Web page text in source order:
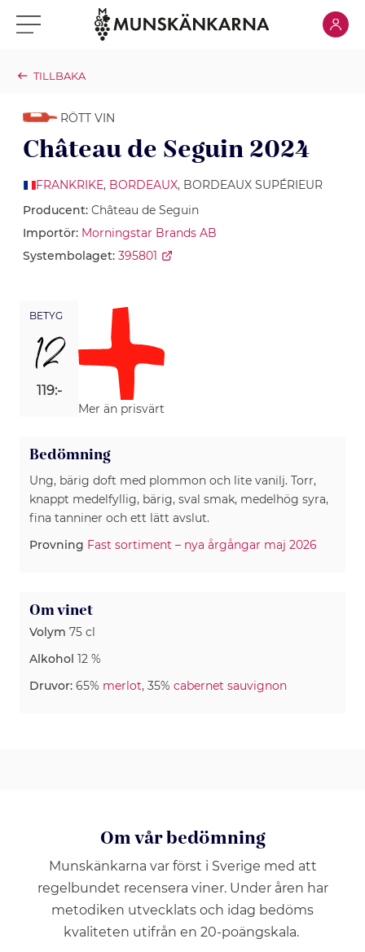
Klicka för meny Klicka
TILLBAKA
RÖTT VIN
Château de Seguin 2024
FRANKRIKE, BORDEAUX, BORDEAUX SUPÉRIEUR
Producent: Château de Seguin
Importör: Morningstar Brands AB
Systembolaget: 395801
BETYG
12
119:-
Mer än prisvärt
Bedömning
Ung, bärig doft med plommon och lite vanilj. Torr,
knappt medelfyllig, bärig, sval smak, medelhög syra,
fina tanniner och ett lätt avslut.
Provning Fast sortiment – nya årgångar maj 2026
Om vinet
Volym 75 cl
Alkohol 12 %
Druvor: 65% merlot, 35% cabernet sauvignon
Om vår bedömning
Munskänkarna var först i Sverige med att
regelbundet recensera viner. Under åren har
metodiken utvecklats och idag bedöms
kvaliteten utifrån en 20-poängskala.